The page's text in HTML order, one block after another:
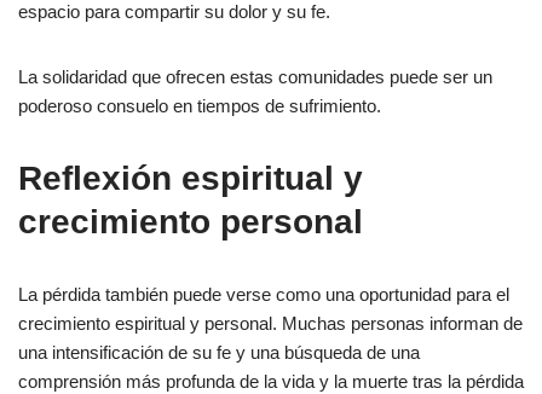
espacio para compartir su dolor y su fe.
La solidaridad que ofrecen estas comunidades puede ser un
poderoso consuelo en tiempos de sufrimiento.
Reflexión espiritual y
crecimiento personal
La pérdida también puede verse como una oportunidad para el
crecimiento espiritual y personal. Muchas personas informan de
una intensificación de su fe y una búsqueda de una
comprensión más profunda de la vida y la muerte tras la pérdida